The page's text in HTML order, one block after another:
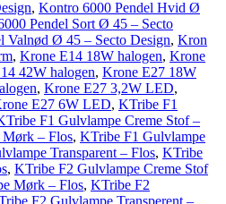
, Kontro 6000 Pendel Hvid Ø
Pendel Sort Ø 45 – Secto
Valnød Ø 45 – Secto Design, Kron
, Krone E14 18W halogen, Krone
42W halogen, Krone E27 18W
, Krone E27 3,2W LED,
E27 6W LED, KTribe F1
F1 Gulvlampe Creme Stof –
– Flos, KTribe F1 Gulvlampe
Transparent – Flos, KTribe
, KTribe F2 Gulvlampe Creme Stof
Mørk – Flos, KTribe F2
F2 Gulvlampe Transperent –